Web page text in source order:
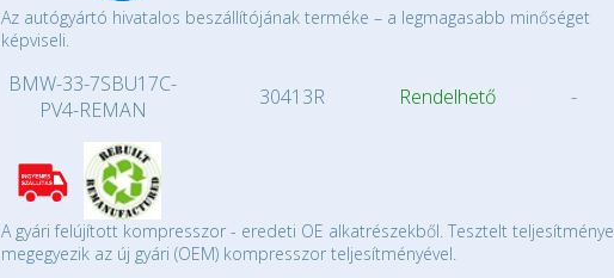
Az autógyártó hivatalos beszállítójának terméke – a legmagasabb minőséget
képviseli.
BMW-33-7SBU17C-
PV4-REMAN
30413R Rendelhető -
A gyári felújított kompresszor - eredeti OE alkatrészekből. Tesztelt teljesítménye
megegyezik az új gyári (OEM) kompresszor teljesítményével.